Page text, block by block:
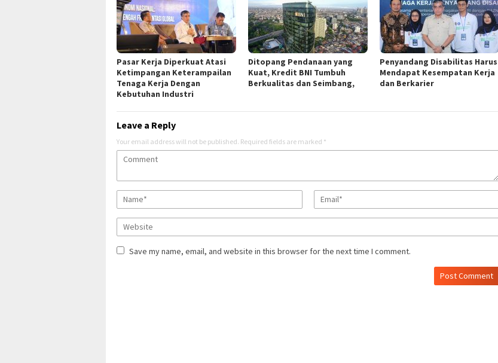
Pasar Kerja Diperkuat Atasi
Ketimpangan Keterampailan
Tenaga Kerja Dengan
Kebutuhan Industri
Ditopang Pendanaan yang
Kuat, Kredit BNI Tumbuh
Berkualitas dan Seimbang,
Penyandang Disabilitas Harus
Mendapat Kesempatan Kerja
dan Berkarier
Leave a Reply
Your email address will not be published. Required fields are marked *
Save my name, email, and website in this browser for the next time I comment.